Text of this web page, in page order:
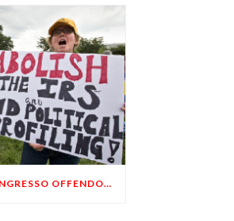
L’IRS E IL CONGRESSO OFFENDONO LE LIBERTÁ INDIVIDUALI DEGLI AMERICANI